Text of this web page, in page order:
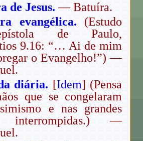
de Jesus. — Batuíra.
evangélica. (Estudo
de Paulo,
9.16: “… Ai de mim
o Evangelho!”) —
diária. [Idem] (Pensa
que se congelaram
e nas grandes
interrompidas.) —